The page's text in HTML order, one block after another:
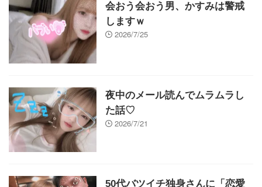
会おう会おう男、かすみは警戒
しますｗ
2026/7/25
夜中のメール読んでムラムラし
た話♡
2026/7/21
50代バツイチ独身さんに「恋愛